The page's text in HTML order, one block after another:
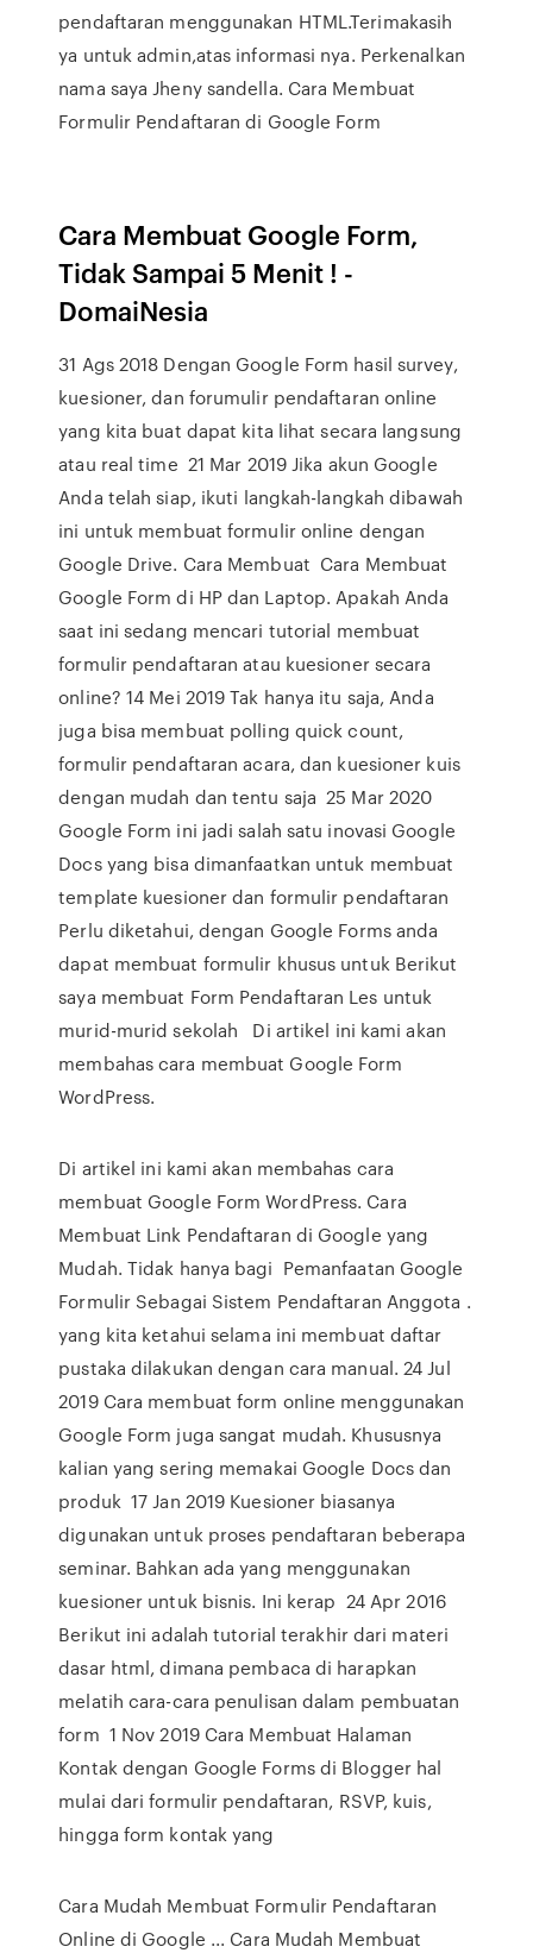
pendaftaran menggunakan HTML.Terimakasih
ya untuk admin,atas informasi nya. Perkenalkan
nama saya Jheny sandella. Cara Membuat
Formulir Pendaftaran di Google Form
Cara Membuat Google Form,
Tidak Sampai 5 Menit ! -
DomaiNesia
31 Ags 2018 Dengan Google Form hasil survey,
kuesioner, dan forumulir pendaftaran online
yang kita buat dapat kita lihat secara langsung
atau real time 21 Mar 2019 Jika akun Google
Anda telah siap, ikuti langkah-langkah dibawah
ini untuk membuat formulir online dengan
Google Drive. Cara Membuat Cara Membuat
Google Form di HP dan Laptop. Apakah Anda
saat ini sedang mencari tutorial membuat
formulir pendaftaran atau kuesioner secara
online? 14 Mei 2019 Tak hanya itu saja, Anda
juga bisa membuat polling quick count,
formulir pendaftaran acara, dan kuesioner kuis
dengan mudah dan tentu saja 25 Mar 2020
Google Form ini jadi salah satu inovasi Google
Docs yang bisa dimanfaatkan untuk membuat
template kuesioner dan formulir pendaftaran
Perlu diketahui, dengan Google Forms anda
dapat membuat formulir khusus untuk Berikut
saya membuat Form Pendaftaran Les untuk
murid-murid sekolah Di artikel ini kami akan
membahas cara membuat Google Form
WordPress.
Di artikel ini kami akan membahas cara
membuat Google Form WordPress. Cara
Membuat Link Pendaftaran di Google yang
Mudah. Tidak hanya bagi Pemanfaatan Google
Formulir Sebagai Sistem Pendaftaran Anggota .
yang kita ketahui selama ini membuat daftar
pustaka dilakukan dengan cara manual. 24 Jul
2019 Cara membuat form online menggunakan
Google Form juga sangat mudah. Khususnya
kalian yang sering memakai Google Docs dan
produk 17 Jan 2019 Kuesioner biasanya
digunakan untuk proses pendaftaran beberapa
seminar. Bahkan ada yang menggunakan
kuesioner untuk bisnis. Ini kerap 24 Apr 2016
Berikut ini adalah tutorial terakhir dari materi
dasar html, dimana pembaca di harapkan
melatih cara-cara penulisan dalam pembuatan
form 1 Nov 2019 Cara Membuat Halaman
Kontak dengan Google Forms di Blogger hal
mulai dari formulir pendaftaran, RSVP, kuis,
hingga form kontak yang
Cara Mudah Membuat Formulir Pendaftaran
Online di Google ... Cara Mudah Membuat